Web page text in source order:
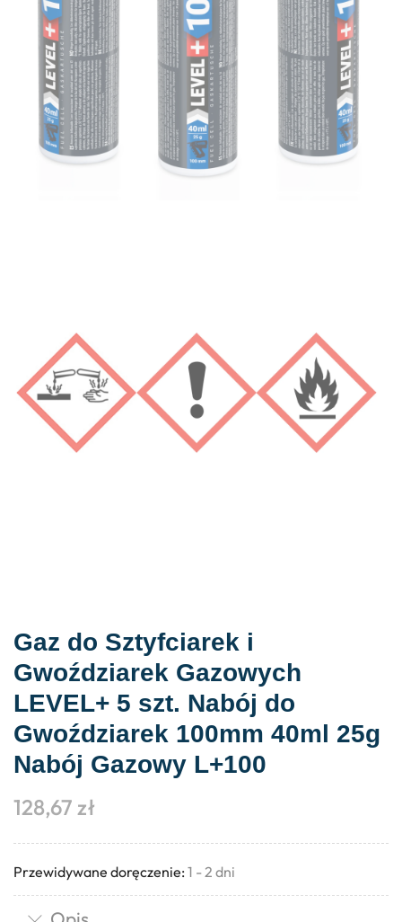
Gaz do Sztyfciarek i
Gwoździarek Gazowych
LEVEL+ 5 szt. Nabój do
Gwoździarek 100mm 40ml 25g
Nabój Gazowy L+100
128,67 zł
Przewidywane doręczenie: 1 - 2 dni